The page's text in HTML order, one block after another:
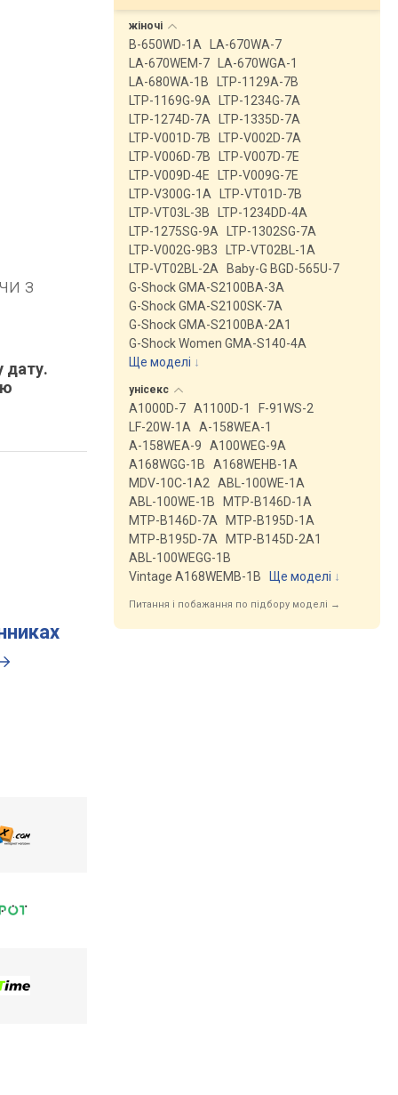
з
дату.
жіночі
B-650WD-1A
LA-670WA-7
LA-670WEM-7
LA-670WGA-1
LA-680WA-1B
LTP-1129A-7B
LTP-1169G-9A
LTP-1234G-7A
LTP-1274D-7A
LTP-1335D-7A
LTP-V001D-7B
LTP-V002D-7A
LTP-V006D-7B
LTP-V007D-7E
LTP-V009D-4E
LTP-V009G-7E
LTP-V300G-1A
LTP-VT01D-7B
LTP-VT03L-3B
LTP-1234DD-4A
LTP-1275SG-9A
LTP-1302SG-7A
LTP-V002G-9B3
LTP-VT02BL-1A
LTP-VT02BL-2A
Baby-G BGD-565U-7
G-Shock GMA-S2100BA-3A
G-Shock GMA-S2100SK-7A
G-Shock GMA-S2100BA-2A1
G-Shock Women GMA-S140-4A
Ще моделі ↓
унісекс
A1000D-7 A1100D-1
F-91WS-2
LF-20W-1A
A-158WEA-1
A-158WEA-9
A100WEG-9A
A168WGG-1B
A168WEHB-1A
MDV-10C-1A2
ABL-100WE-1A
ABL-100WE-1B
MTP-B146D-1A
MTP-B146D-7A
MTP-B195D-1A
MTP-B195D-7A
MTP-B145D-2A1
ABL-100WEGG-1B
Vintage A168WEMB-1B
Ще моделі ↓
Питання і побажання по підбору моделі →